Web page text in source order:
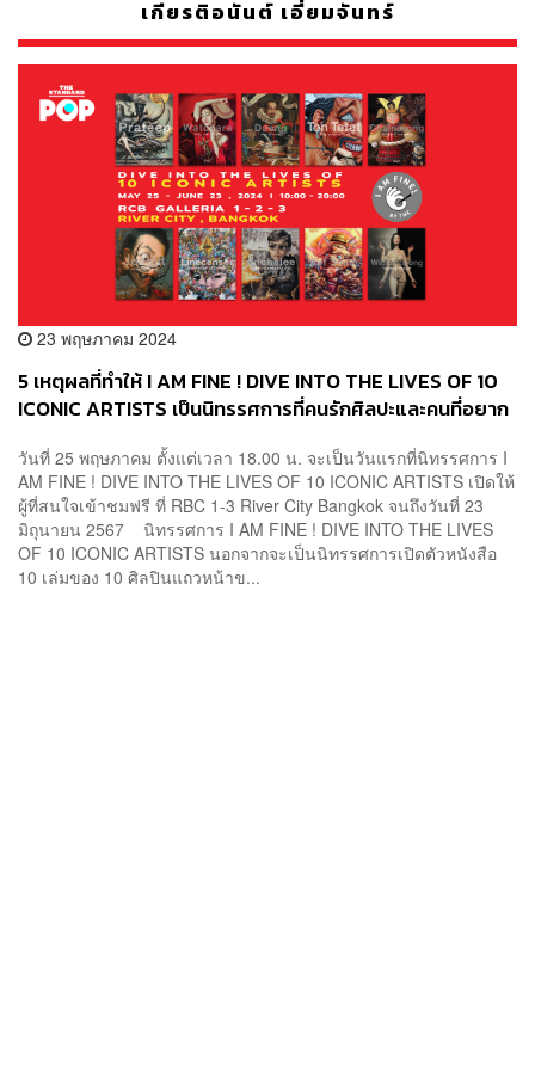
เกียรติอนันต์ เอี่ยมจันทร์
23 พฤษภาคม 2024
5 เหตุผลที่ทำให้ I AM FINE ! DIVE INTO THE LIVES OF 10
ICONIC ARTISTS เป็นนิทรรศการที่คนรักศิลปะและคนที่อยาก
วันที่ 25 พฤษภาคม ตั้งแต่เวลา 18.00 น. จะเป็นวันแรกที่นิทรรศการ I
AM FINE ! DIVE INTO THE LIVES OF 10 ICONIC ARTISTS เปิดให้
ผู้ที่สนใจเข้าชมฟรี ที่ RBC 1-3 River City Bangkok จนถึงวันที่ 23
มิถุนายน 2567 นิทรรศการ I AM FINE ! DIVE INTO THE LIVES
OF 10 ICONIC ARTISTS นอกจากจะเป็นนิทรรศการเปิดตัวหนังสือ
10 เล่มของ 10 ศิลปินแถวหน้าข...